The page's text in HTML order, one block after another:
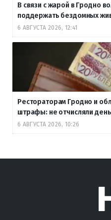
В связи с жарой в Гродно
поддержать бездомных
6 АВГУСТА 2026, 12:41
Рестораторам Гродно и
штрафы: не отчисляли
6 АВГУСТА 2026, 10:26